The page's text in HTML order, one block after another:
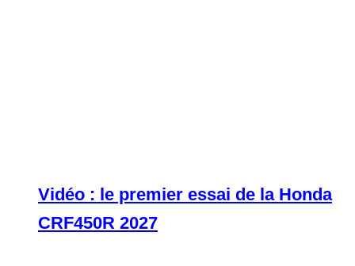
Vidéo : le premier essai de la Honda
CRF450R 2027